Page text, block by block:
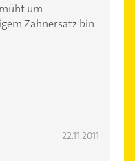
um
Zahnersatz bin
22.11.2011